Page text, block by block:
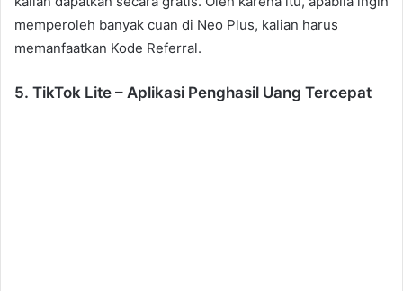
memperoleh banyak cuan di Neo Plus, kalian harus
memanfaatkan Kode Referral.
5. TikTok Lite – Aplikasi Penghasil Uang Tercepat